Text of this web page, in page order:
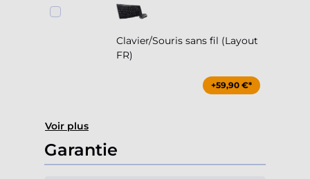
Clavier/Souris sans fil (Layout
FR)
+59,90 €*
Voir plus
Garantie